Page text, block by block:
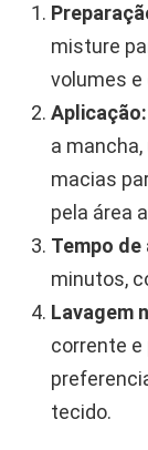
misture
volumes
Aplicação:
a
macias
pela área
Tempo de
minutos,
Lavagem
corrente e
tecido.